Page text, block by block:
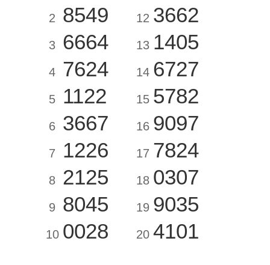
2 8549
3 6664
4 7624
5 1122
6 3667
7 1226
8 2125
9 8045
10 0028
12 3662
13 1405
14 6727
15 5782
16 9097
17 7824
18 0307
19 9035
20 4101